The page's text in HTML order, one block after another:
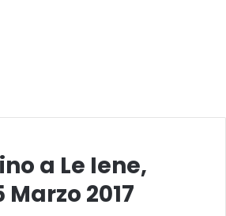
a Le Iene,
Marzo 2017